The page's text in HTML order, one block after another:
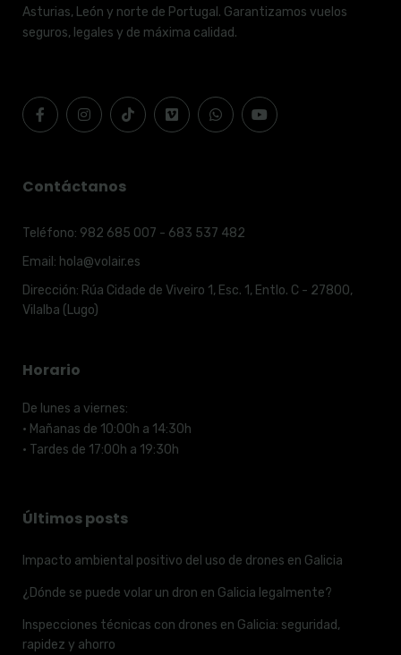
Asturias, León y norte de Portugal. Garantizamos vuelos
seguros, legales y de máxima calidad.
Contáctanos
Teléfono: 982 685 007 - 683 537 482
Email: hola@volair.es
Dirección: Rúa Cidade de Viveiro 1, Esc. 1, Entlo. C - 27800,
Vilalba (Lugo)
Horario
De lunes a viernes:
· Mañanas de 10:00h a 14:30h
· Tardes de 17:00h a 19:30h
Últimos posts
Impacto ambiental positivo del uso de drones en Galicia
¿Dónde se puede volar un dron en Galicia legalmente?
Inspecciones técnicas con drones en Galicia: seguridad,
rapidez y ahorro